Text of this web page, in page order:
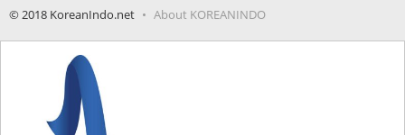
© 2018 KoreanIndo.net About KOREANINDO